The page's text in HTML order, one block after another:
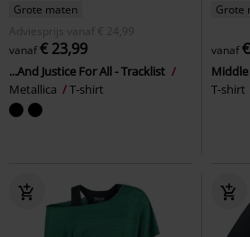
Grote maten
Adviesprijs
vanaf € 24,99
vanaf€ 23,99
...And Justice For All - Tracklist
Metallica
T-shirt
Grote
vanaf
T-shirt